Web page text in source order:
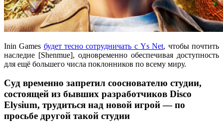
Inin Games будет тесно сотрудничать с Ys Net, чтобы почтить
наследие [Shenmue], одновременно обеспечивая доступность
для ещё большего числа поклонников по всему миру.
Суд временно запретил сооснователю студии,
состоящей из бывших разработчиков Disco
Elysium, трудиться над новой игрой — по
просьбе другой такой студии